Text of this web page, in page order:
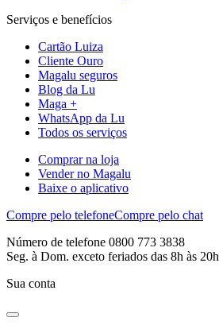
Serviços e benefícios
Cartão Luiza
Cliente Ouro
Magalu seguros
Blog da Lu
Maga +
WhatsApp da Lu
Todos os serviços
Comprar na loja
Vender no Magalu
Baixe o aplicativo
Compre pelo telefoneCompre pelo chat
Número de telefone 0800 773 3838
Seg. à Dom. exceto feriados das 8h às 20h
Sua conta